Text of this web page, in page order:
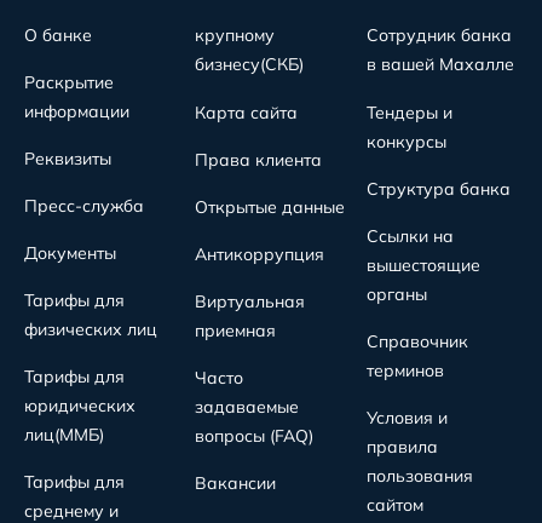
О банке
Раскрытие
информации
Реквизиты
Пресс-служба
Документы
Тарифы для
физических лиц
Тарифы для
юридических
лиц(MMБ)
Тарифы для
среднему и
крупному
бизнесу(СКБ)
Карта сайта
Права клиента
Открытые данные
Антикоррупция
Виртуальная
приемная
Часто
задаваемые
вопросы (FAQ)
Вакансии
Сотрудник банка
в вашей Махалле
Тендеры и
конкурсы
Структура банка
Ссылки на
вышестоящие
органы
Справочник
терминов
Условия и
правила
пользования
сайтом